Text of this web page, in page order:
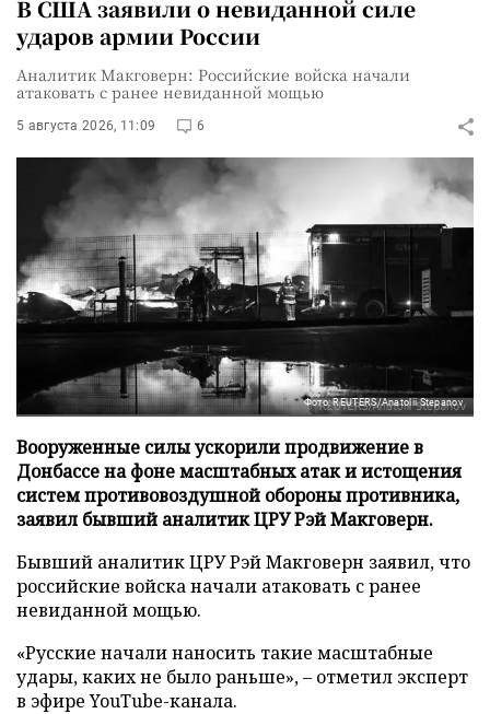
В США заявили о невиданной силе
ударов армии России
Аналитик Макговерн: Российские войска начали
атаковать с ранее невиданной мощью
5 августа 2026, 11:09 6
Фото: REUTERS/Anatolii Stepanov
Вооруженные силы ускорили продвижение в
Донбассе на фоне масштабных атак и истощения
систем противовоздушной обороны противника,
заявил бывший аналитик ЦРУ Рэй Макговерн.
Бывший аналитик ЦРУ Рэй Макговерн заявил, что
российские войска начали атаковать с ранее
невиданной мощью.
«Русские начали наносить такие масштабные
удары, каких не было раньше», – отметил эксперт
в эфире YouTube-канала.